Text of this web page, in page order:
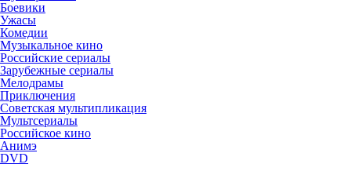
Боевики
Ужасы
Комедии
Музыкальное кино
Российские сериалы
Зарубежные сериалы
Мелодрамы
Приключения
Советская мультипликация
Мультсериалы
Российское кино
Анимэ
DVD